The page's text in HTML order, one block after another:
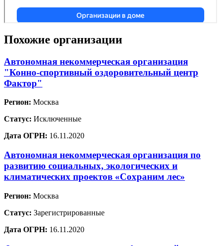
Похожие организации
Автономная некоммерческая организация
"Конно-спортивный оздоровительный центр
Фактор"
Регион: Москва
Статус: Исключенные
Дата ОГРН: 16.11.2020
Автономная некоммерческая организация по
развитию социальных, экологических и
климатических проектов «Сохраним лес»
Регион: Москва
Статус: Зарегистрированные
Дата ОГРН: 16.11.2020